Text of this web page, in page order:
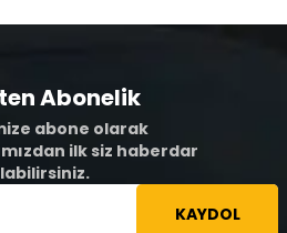
Abonelik
abone olarak
ilk siz haberdar
KAYDOL